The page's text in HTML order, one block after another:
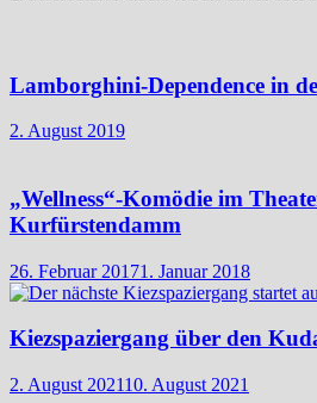
Lamborghini-Dependence in
2. August 2019
„Wellness“-Komödie im
Kurfürstendamm
26. Februar 20171. Januar 2018
Kiezspaziergang über den
2. August 202110. August 2021